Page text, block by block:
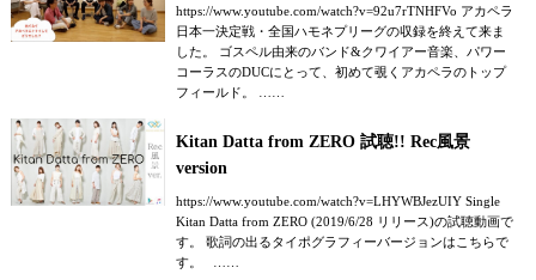
https://www.youtube.com/watch?v=92u7rTNHFVo アカペラ
日本一決定戦・全国ハモネプリーグの収録を終えて来ま
した。 ゴスペル由来のバンド&クワイアー音楽、パワー
コーラスのDUCにとって、初めて覗くアカペラのトップ
フィールド。 ……
Kitan Datta from ZERO 試聴!! Rec風景
version
https://www.youtube.com/watch?v=LHYWBJezUIY Single
Kitan Datta from ZERO (2019/6/28 リリース)の試聴動画で
す。 歌詞の出るタイポグラフィーバージョンはこちらで
す。 ……